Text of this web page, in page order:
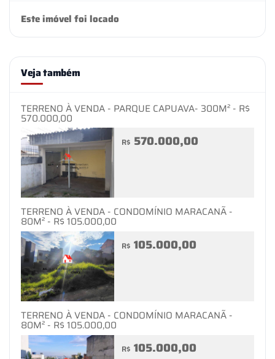
Este imóvel foi locado
Veja também
TERRENO À VENDA - PARQUE CAPUAVA- 300M² - R$
570.000,00
R$ 570.000,00
TERRENO À VENDA - CONDOMÍNIO MARACANÃ -
80M² - R$ 105.000,00
R$ 105.000,00
TERRENO À VENDA - CONDOMÍNIO MARACANÃ -
80M² - R$ 105.000,00
R$ 105.000,00